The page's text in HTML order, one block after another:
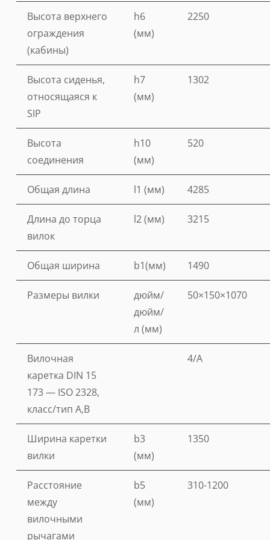
Высота верхнего
ограждения
(кабины)
h6
(мм)
2250
Высота сиденья,
относящаяся к
SIP
h7
(мм)
1302
Высота
соединения
h10
(мм)
520
Общая длина l1 (мм) 4285
Длина до торца
вилок
l2 (мм) 3215
Общая ширина b1(мм) 1490
Размеры вилки
дюйм/
дюйм/
л (мм)
50×150×1070
Вилочная
каретка DIN 15
173 — ISO 2328,
класс/тип A,B
4/A
Ширина каретки
вилки
b3
(мм)
1350
Расстояние
между
вилочными
рычагами
b5
(мм)
310-1200